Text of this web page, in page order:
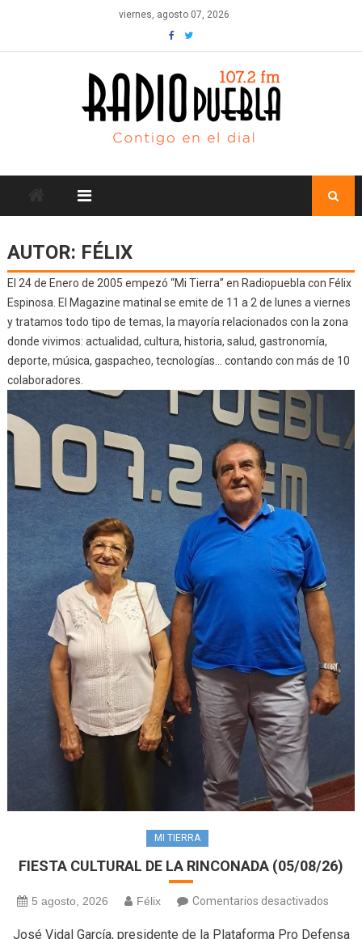
content
viernes, agosto 07, 2026
AUTOR: FÉLIX
El 24 de Enero de 2005 empezó “Mi Tierra” en Radiopuebla con Félix
Espinosa. El Magazine matinal se emite de 11 a 2 de lunes a viernes
y tratamos todo tipo de temas, la mayoría relacionados con la zona
donde vivimos: actualidad, cultura, historia, salud, gastronomía,
deporte, música, gaspacheo, tecnologías… contando con más de 10
colaboradores.
MI TIERRA
FIESTA CULTURAL DE LA RINCONADA (05/08/26)
5 agosto, 2026 Félix Comentarios desactivados
José Vidal García, presidente de la Plataforma Pro Defensa